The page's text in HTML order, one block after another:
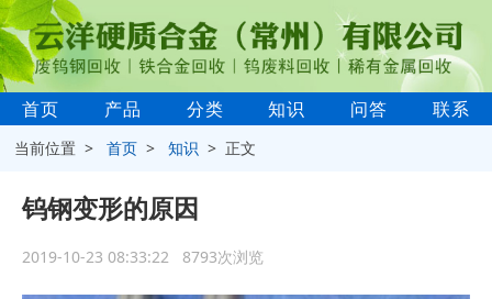
首页 产品 分类 知识 问答 联系
当前位置 >首页 >知识 > 正文
钨钢变形的原因
2019-10-23 08:33:22 8793次浏览